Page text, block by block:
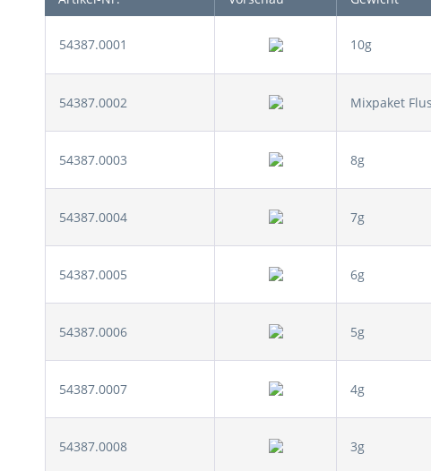
54387.0001 10g
54387.0002 Mixpaket
54387.0003 8g
54387.0004 7g
54387.0005 6g
54387.0006 5g
54387.0007 4g
54387.0008 3g